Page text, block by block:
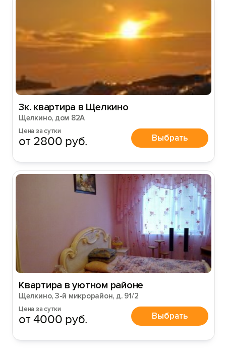
3к. квартира в Щелкино
Щелкино, дом 82А
Цена за сутки
от 2800 руб. Выбрать
Квартира в уютном районе
Щелкино, 3-й микрорайон, д. 91/2
Цена за сутки
от 4000 руб. Выбрать
Зарегистрироваться
Войти
Войти с помощью